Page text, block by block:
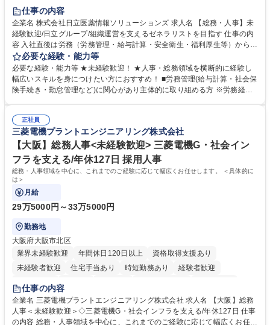
住宅手当あり
育休あり
完全週休2日制 交通費支給 土日祝休み 寮・社宅あり
仕事の内容
企業名 株式会社日立医薬情報ソリューションズ 求人名 【総務・人事】未
経験歓迎/日立グループ/組織運営を支えるゼネラリストを目指す 仕事の内
容 入社直後は労務（労務管理・給与計算・安全衛生・福利厚生等）からお
任せいたします。将来は総務・採用・教育業務へ守備範囲を広げ、組織運
営を支えるゼネラリストをめざせます。 ・初期業務：労働時間管理、給与
計算、社会保険対応、福利厚生管理、安全衛生、健康経営推進等をお任せ
します。ご経験に応じて、休職者管理など、幅広く経験を積んでいただき
幅広く経験を積みたい意欲がある方に最適な環境です。 募集職種 【総
務・人事】未経験歓迎/日立グループ/組織運営を支えるゼネラリストを目
指す
必要な経験・能力等
必要な経験・能力等 ★未経験歓迎！ ★人事・総務領域を横断的に経験し
幅広いスキルを身につけたい方におすすめ！ ■労務管理(給与計算・社会保
険手続き・勤怠管理など)に関心があり主体的に取り組める方 ※労務経験
のご経験 ■労務管理（給与計算・社会保険手続き・勤怠管理など）の経験
■衛生管理者の資格をお持ちの方 学歴・資格 学歴：大学院 大学 高専 短大
専修学校 高校 語学力： 資格：
正社員
三菱電機プラントエンジニアリング株式会社
【大阪】総務人事<未経験歓迎> 三菱電機G・社会イン
フラを支える/年休127日 採用人事
総務・人事領域を中心に、これまでのご経験に応じて幅広くお任せします。 ＜具体的に
は＞
月給
29万5000円～33万5000円
勤務地
大阪府大阪市北区
業界未経験歓迎
年間休日120日以上
資格取得支援あり
未経験者歓迎
住宅手当あり 時短勤務あり
経験者歓迎
退職金あり
駅近5分以内
土日祝休み 服装自由 寮・社宅あり 食事補助あり
仕事の内容
企業名 三菱電機プラントエンジニアリング株式会社 求人名 【大阪】総務
人事＜未経験歓迎＞◇三菱電機G・社会インフラを支える/年休127日 仕事
の内容 総務・人事領域を中心に、これまでのご経験に応じて幅広くお任せ